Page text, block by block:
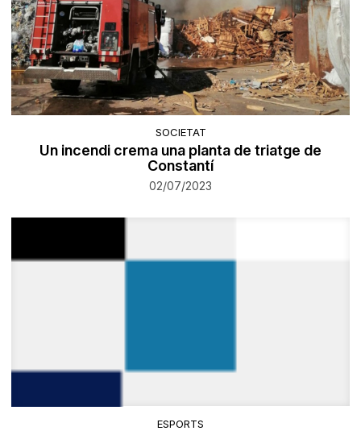
SOCIETAT
Un incendi crema una planta de triatge de
Constantí
02/07/2023
ESPORTS